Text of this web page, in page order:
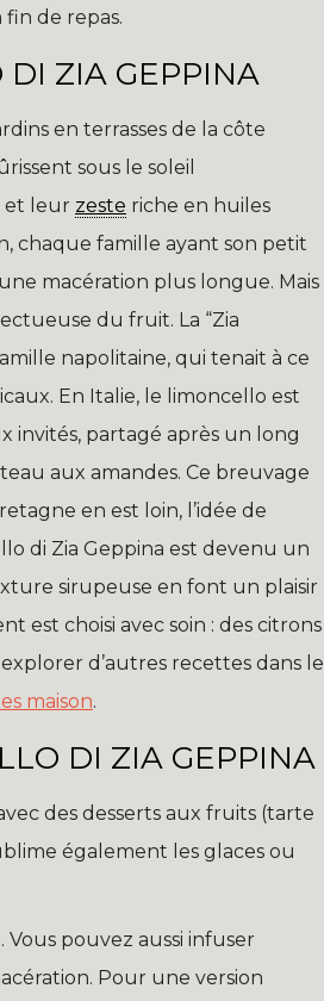
fin de repas.
DI ZIA GEPPINA
en terrasses de la côte
sous le soleil
et leur zeste riche en huiles
chaque famille ayant son petit
macération plus longue. Mais
du fruit. La “Zia
napolitaine, qui tenait à ce
En Italie, le limoncello est
invités, partagé après un long
aux amandes. Ce breuvage
en est loin, l’idée de
di Zia Geppina est devenu un
sirupeuse en font un plaisir
est choisi avec soin : des citrons
d’autres recettes dans le
maison.
DI ZIA GEPPINA
des desserts aux fruits (tarte
également les glaces ou
pouvez aussi infuser
Pour une version